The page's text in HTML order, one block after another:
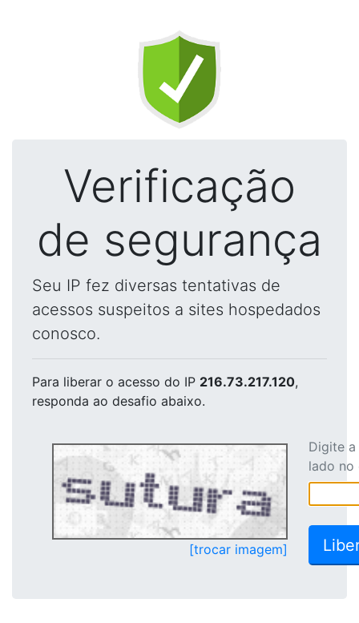
Verificação
de segurança
Seu IP fez diversas tentativas de
acessos suspeitos a sites hospedados
conosco.
Para liberar o acesso do IP 216.73.217.120,
responda ao desafio abaixo.
[trocar imagem]
Digite
lado no